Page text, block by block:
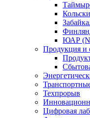
ЮАР
Продукция и
Техпрорыв
Цифровая